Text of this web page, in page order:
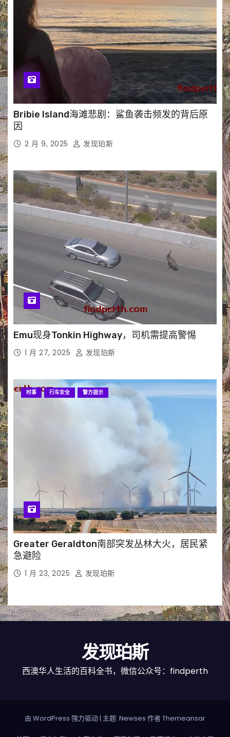
Bribie Island海滩悲剧：鲨鱼袭击频发的背后原
因
2 月 9, 2025 发现珀斯
Emu现身Tonkin Highway，司机需提高警惕
1 月 27, 2025 发现珀斯
时事 行车安全 警方提示
Greater Geraldton南部突发丛林大火，居民紧
急避险
1 月 23, 2025 发现珀斯
发现珀斯
西澳华人生活的百科全书，微信公众号：findperth
由 WordPress 强力驱动| 主题: Newses 作者Themeansar